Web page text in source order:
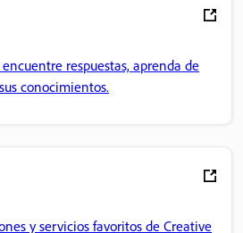
respuestas, aprenda de
conocimientos.
y servicios favoritos de Creative